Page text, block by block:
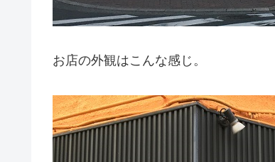
お店の外観はこんな感じ。